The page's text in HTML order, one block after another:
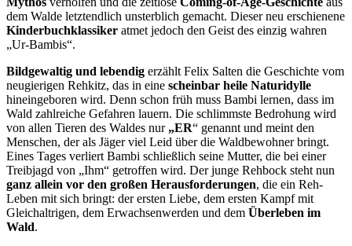
dem Walde letztendlich unsterblich gemacht. Dieser neu erschienene
Kinderbuchklassiker atmet jedoch den Geist des einzig wahren
„Ur-Bambis“.
Bildgewaltig und lebendig erzählt Felix Salten die Geschichte vom
neugierigen Rehkitz, das in eine scheinbar heile Naturidylle
hineingeboren wird. Denn schon früh muss Bambi lernen, dass im
Wald zahlreiche Gefahren lauern. Die schlimmste Bedrohung wird
von allen Tieren des Waldes nur „ER“ genannt und meint den
Menschen, der als Jäger viel Leid über die Waldbewohner bringt.
Eines Tages verliert Bambi schließlich seine Mutter, die bei einer
Treibjagd von „Ihm“ getroffen wird. Der junge Rehbock steht nun
ganz allein vor den großen Herausforderungen, die ein Reh-
Leben mit sich bringt: der ersten Liebe, dem ersten Kampf mit
Gleichaltrigen, dem Erwachsenwerden und dem Überleben im
Wald.